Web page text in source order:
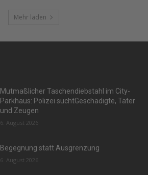
Mehr laden
Mutmaßlicher Taschendiebstahl im City-
Parkhaus: Polizei suchtGeschädigte, Täter
und Zeugen
6. August 2026
Begegnung statt Ausgrenzung
6. August 2026